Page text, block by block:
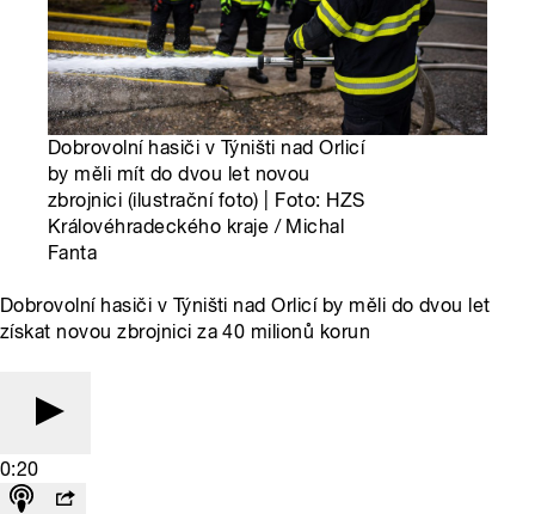
Dobrovolní hasiči v Týništi nad Orlicí
by měli mít do dvou let novou
zbrojnici (ilustrační foto) | Foto: HZS
Královéhradeckého kraje / Michal
Fanta
Dobrovolní hasiči v Týništi nad Orlicí by měli do dvou let
získat novou zbrojnici za 40 milionů korun
0:20